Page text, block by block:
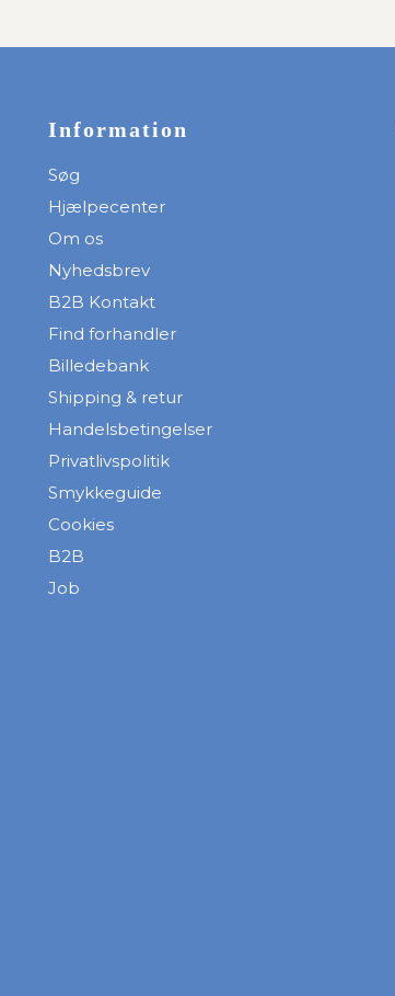
Information
Søg
Hjælpecenter
Om os
Nyhedsbrev
B2B Kontakt
Find forhandler
Billedebank
Shipping & retur
Handelsbetingelser
Privatlivspolitik
Smykkeguide
Cookies
B2B
Job